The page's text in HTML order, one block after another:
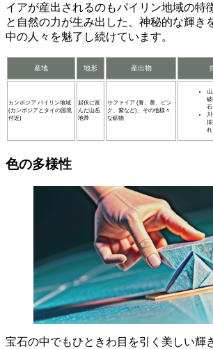
イアが産出されるのもパイリン地域の特
と自然の力が生み出した、 神秘的な輝き
中の人々を魅了し続けています。
産地 地形 産出物
カンボジア パイリン地域
(カンボジアとタイの国境
付近)
起伏に富
んだ山岳
地帯
サファイア (青、黄、ピン
ク、紫など)、その他様々
な鉱物
山
破
色の多様性
宝石の中でもひときわ目を引く美しい輝